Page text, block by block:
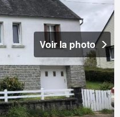
Voir la photo